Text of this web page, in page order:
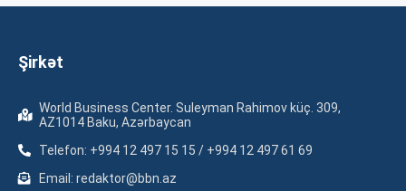
Şirkət
World Business Center. Suleyman Rahimov küç. 309,
AZ1014 Baku, Azərbaycan
Telefon: +994 12 497 15 15 / +994 12 497 61 69
Email: redaktor@bbn.az